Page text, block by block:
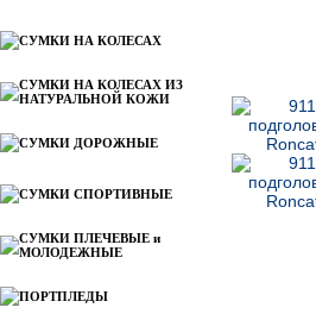
СУМКИ НА КОЛЕСАХ
СУМКИ НА КОЛЕСАХ ИЗ
НАТУРАЛЬНОЙ КОЖИ
СУМКИ ДОРОЖНЫЕ
СУМКИ СПОРТИВНЫЕ
СУМКИ ПЛЕЧЕВЫЕ и
МОЛОДЕЖНЫЕ
ПОРТПЛЕДЫ